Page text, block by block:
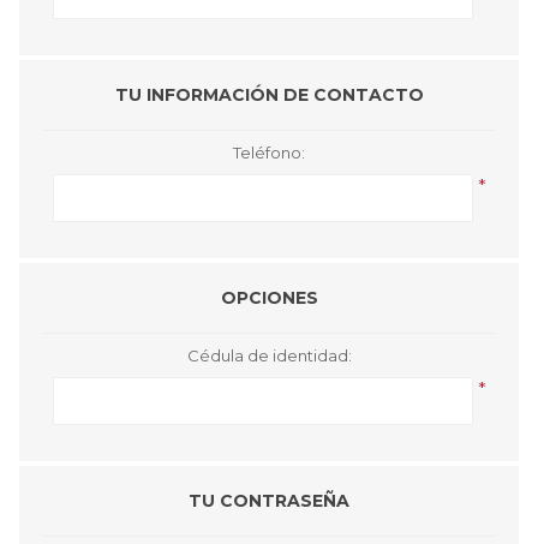
TU INFORMACIÓN DE CONTACTO
Teléfono:
*
OPCIONES
Cédula de identidad:
*
TU CONTRASEÑA